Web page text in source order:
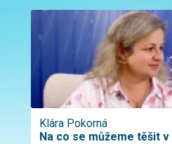
Klára Pokorná
Na co se můžeme těšit